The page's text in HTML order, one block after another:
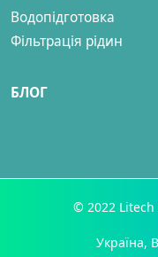
Водопідготовка
Фільтрація рідин
БЛОГ
© 2022 Litech
Україна,